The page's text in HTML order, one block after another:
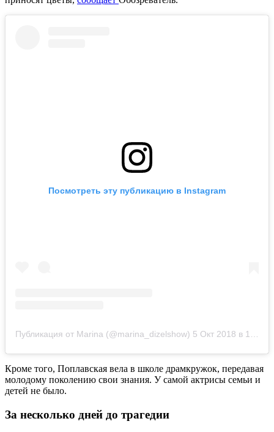
Посмотреть эту публикацию в Instagram
Публикация от Marina (@marina_dizelshow) 5 Окт 2018 в 12:30 PDT
Кроме того, Поплавская вела в школе драмкружок, передавая
молодому поколению свои знания. У самой актрисы семьи и
детей не было.
За несколько дней до трагедии